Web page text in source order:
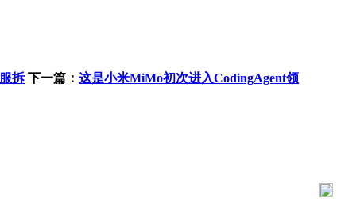
拆 下一篇： 这是小米MiMo初次进入CodingAgent领